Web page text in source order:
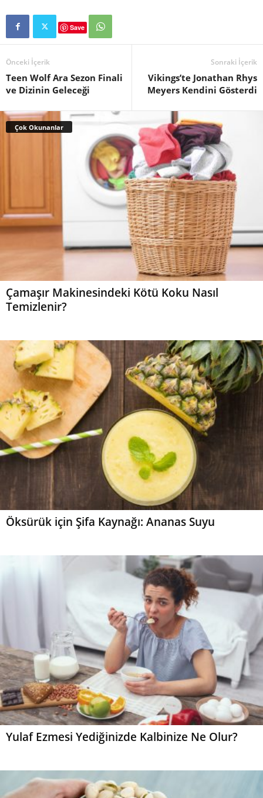
Save
Önceki İçerik
Teen Wolf Ara Sezon Finali
ve Dizinin Geleceği
Sonraki İçerik
Vikings’te Jonathan Rhys
Meyers Kendini Gösterdi
Çok Okunanlar
Çamaşır Makinesindeki Kötü Koku Nasıl
Temizlenir?
Öksürük için Şifa Kaynağı: Ananas Suyu
Yulaf Ezmesi Yediğinizde Kalbinize Ne Olur?